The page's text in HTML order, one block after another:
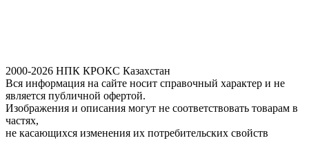
2000-2026 НПК КРОКС Казахстан
Вся информация на сайте носит справочный характер и не
является публичной офертой.
Изображения и описания могут не соответствовать товарам в
частях,
не касающихся изменения их потребительских свойств